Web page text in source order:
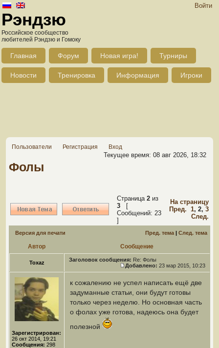
Войти
Рэндзю
Российское сообщество
любителей Рэндзю и Гомоку
Главная Форум Новая игра! Турниры
Новости Тренировка Информация Игроки
Пользователи Регистрация Вход
Текущее время: 08 авг 2026, 18:32
Фолы
Страница 2 из
3 [
Сообщений: 23
]
На страницу
Пред. 1, 2, 3
След.
Версия для печати Пред. тема | След. тема
Автор Сообщение
Toxaz Заголовок сообщения: Re: Фолы
Добавлено: 23 мар 2015, 10:23
Зарегистрирован:
26 окт 2014, 19:21
Сообщения: 298
к сожалению не успел написать ещё две
задуманные статьи, они будут готовы
только через неделю. Но основная часть
о фолах уже готова, надеюсь она будет
полезной